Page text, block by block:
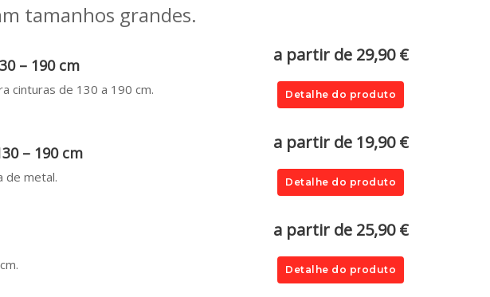
tamanhos grandes.
– 190 cm
cinturas de 130 a 190 cm.
a partir de 29,90 €
Detalhe do produto
– 190 cm
de metal.
a partir de 19,90 €
Detalhe do produto
a partir de 25,90 €
Detalhe do produto